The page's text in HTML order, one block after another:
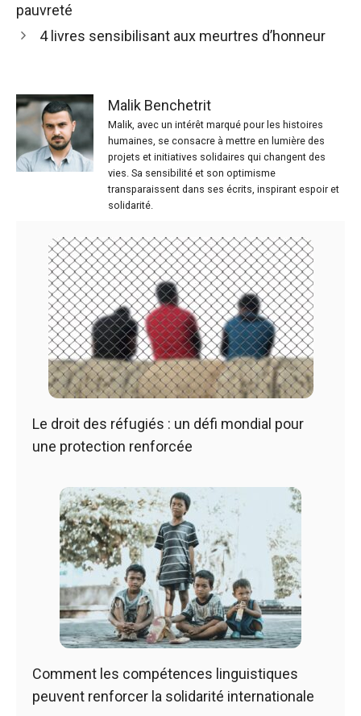
pauvreté
4 livres sensibilisant aux meurtres d’honneur
Malik Benchetrit
Malik, avec un intérêt marqué pour les histoires
humaines, se consacre à mettre en lumière des
projets et initiatives solidaires qui changent des
vies. Sa sensibilité et son optimisme
transparaissent dans ses écrits, inspirant espoir et
solidarité.
Le droit des réfugiés : un défi mondial pour
une protection renforcée
Comment les compétences linguistiques
peuvent renforcer la solidarité internationale